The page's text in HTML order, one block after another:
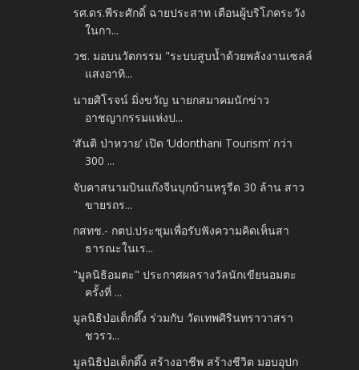
รศ.ดร.พีระศักดิ์ ฉายประสาท เตือนผู้บริโภคระวัง
ในกา...
วช. มอบนวัตกรรม "ระบบสูบน้ำด้วยพลังงานเซลล์
แสงอาทิ...
นายศิโรจน์ มิ่งขวัญ นายกสมาคมนักข่าว
อาชญากรรมแห่งป...
‘สันติ ป่าหวาย’ เปิด ‘Udonthani Tourism’ กว่า
300 ...
จับคาสนามบินแก๊งจีนบุกบ้านหรูรีด 30 ล้าน สาว
ขายรถร...
กสทช.- กตป.ประชุมเพื่อรับฟังความคิดเห็นสา
ธารณะในเร...
"มูลนิธิอมตะ" ประกาศผลรางวัลนักเขียนอมตะ
ครั้งที่ ...
มูลนิธิป่อเต็กตึ๊ง ร่วมกับ วัดเทพศิรินทราวาสรา
ชวรว...
มูลนิธิป่อเต็กตึ๊ง สร้างอาชีพ สร้างชีวิต มอบอุปก